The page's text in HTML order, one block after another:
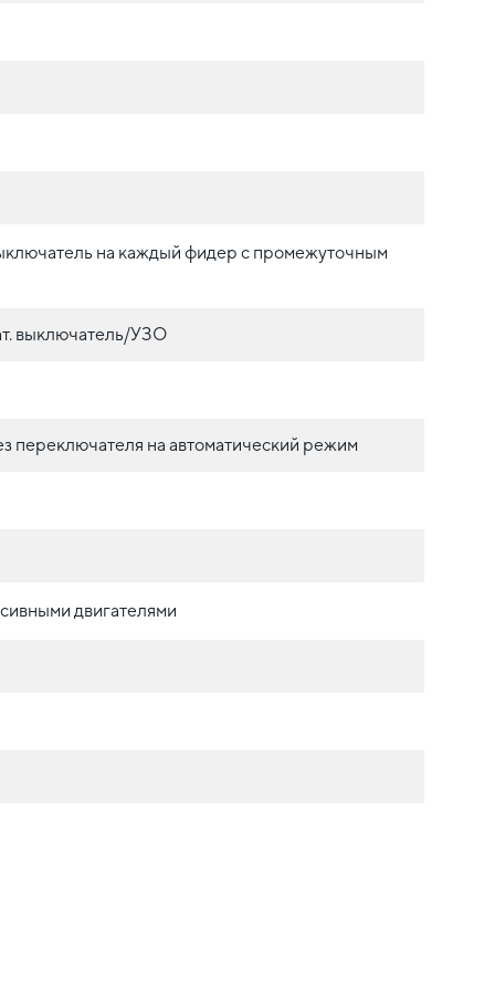
на каждый фидер с промежуточным
выключатель/УЗО
переключателя на автоматический режим
двигателями